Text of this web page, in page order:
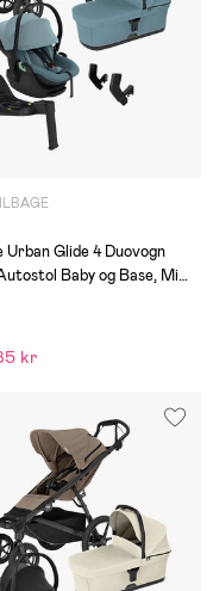
Urban Glide 4 Duovogn
Baby og Base, Mid
kr